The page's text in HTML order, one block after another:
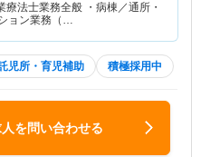
療法士業務全般 ・病棟／通所・
ョン業務（…
児所・育児補助 積極採用中
を問い合わせる